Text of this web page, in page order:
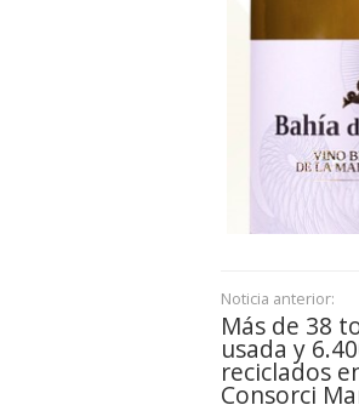
Noticia anterior:
Más de 38
usada y
reciclados
Consorci